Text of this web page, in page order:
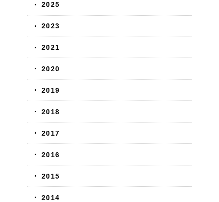
2025
2023
2021
2020
2019
2018
2017
2016
2015
2014